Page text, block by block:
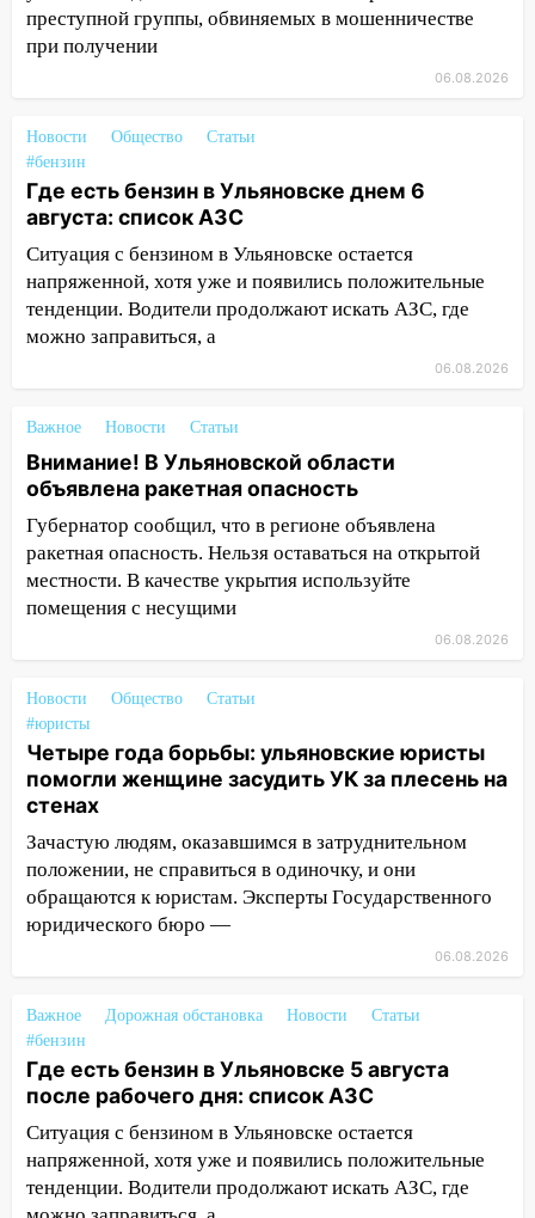
09:50 В Ульяновске черный коршун
юному велосипедисту на улице
Чернышевского
08:21 В Заволжском районе украли два
велосипеда
07:18 В Ульяновск идет
тридцатиградусная жара: какая будет
погода в четверг
Четыре года борьбы: ульяновские
за плесень на стенах
05:00 Кому 6 августа звезды сулят
прибыль, а кому — испытания на
прочность
05.08.2026
22:58 Соцсети: на проспекте Тюленева
ДТП с мотоциклистом
жительницу Ульяновской области
19:14
Житель Ульяновской области
подвез троих незнакомцев на трассе и
заработал уголовное дело
18:14 Прогноз погоды на 6 августа в
Ульяновской области
18:00 Мотофристайл, рок и силовой
экстрим: в Ульяновске пройдет
17:30
Где есть бензин в Ульяновске 5
августа после рабочего дня: список АЗС
17:05 «Обыск» по видеосвязи: в
Ульяновске задержали 19-летнюю
сообщницу мошенников
16:12 Едва не перерезал горло: в
Вешкайме посиделки с судимым
преступной группы, обвиняемых в мошенничестве
при получении
06.08.2026
Новости Общество
Статьи
#бензин
Где есть бензин в Ульяновске днем 6
августа: список АЗС
Ситуация с бензином в Ульяновске остается
напряженной, хотя уже и появились положительные
тенденции. Водители продолжают искать АЗС, где
можно заправиться, а
06.08.2026
Важное Новости Статьи
Внимание! В Ульяновской области
объявлена ракетная опасность
Губернатор сообщил, что в регионе объявлена
ракетная опасность. Нельзя оставаться на открытой
местности. В качестве укрытия используйте
помещения с несущими
06.08.2026
Новости Общество
Статьи
#юристы
Четыре года борьбы: ульяновские юристы
помогли женщине засудить УК за плесень на
стенах
Зачастую людям, оказавшимся в затруднительном
положении, не справиться в одиночку, и они
обращаются к юристам. Эксперты Государственного
юридического бюро —
06.08.2026
Важное Дорожная обстановка Новости
Статьи
#бензин
Где есть бензин в Ульяновске 5 августа
после рабочего дня: список АЗС
Ситуация с бензином в Ульяновске остается
напряженной, хотя уже и появились положительные
тенденции. Водители продолжают искать АЗС, где